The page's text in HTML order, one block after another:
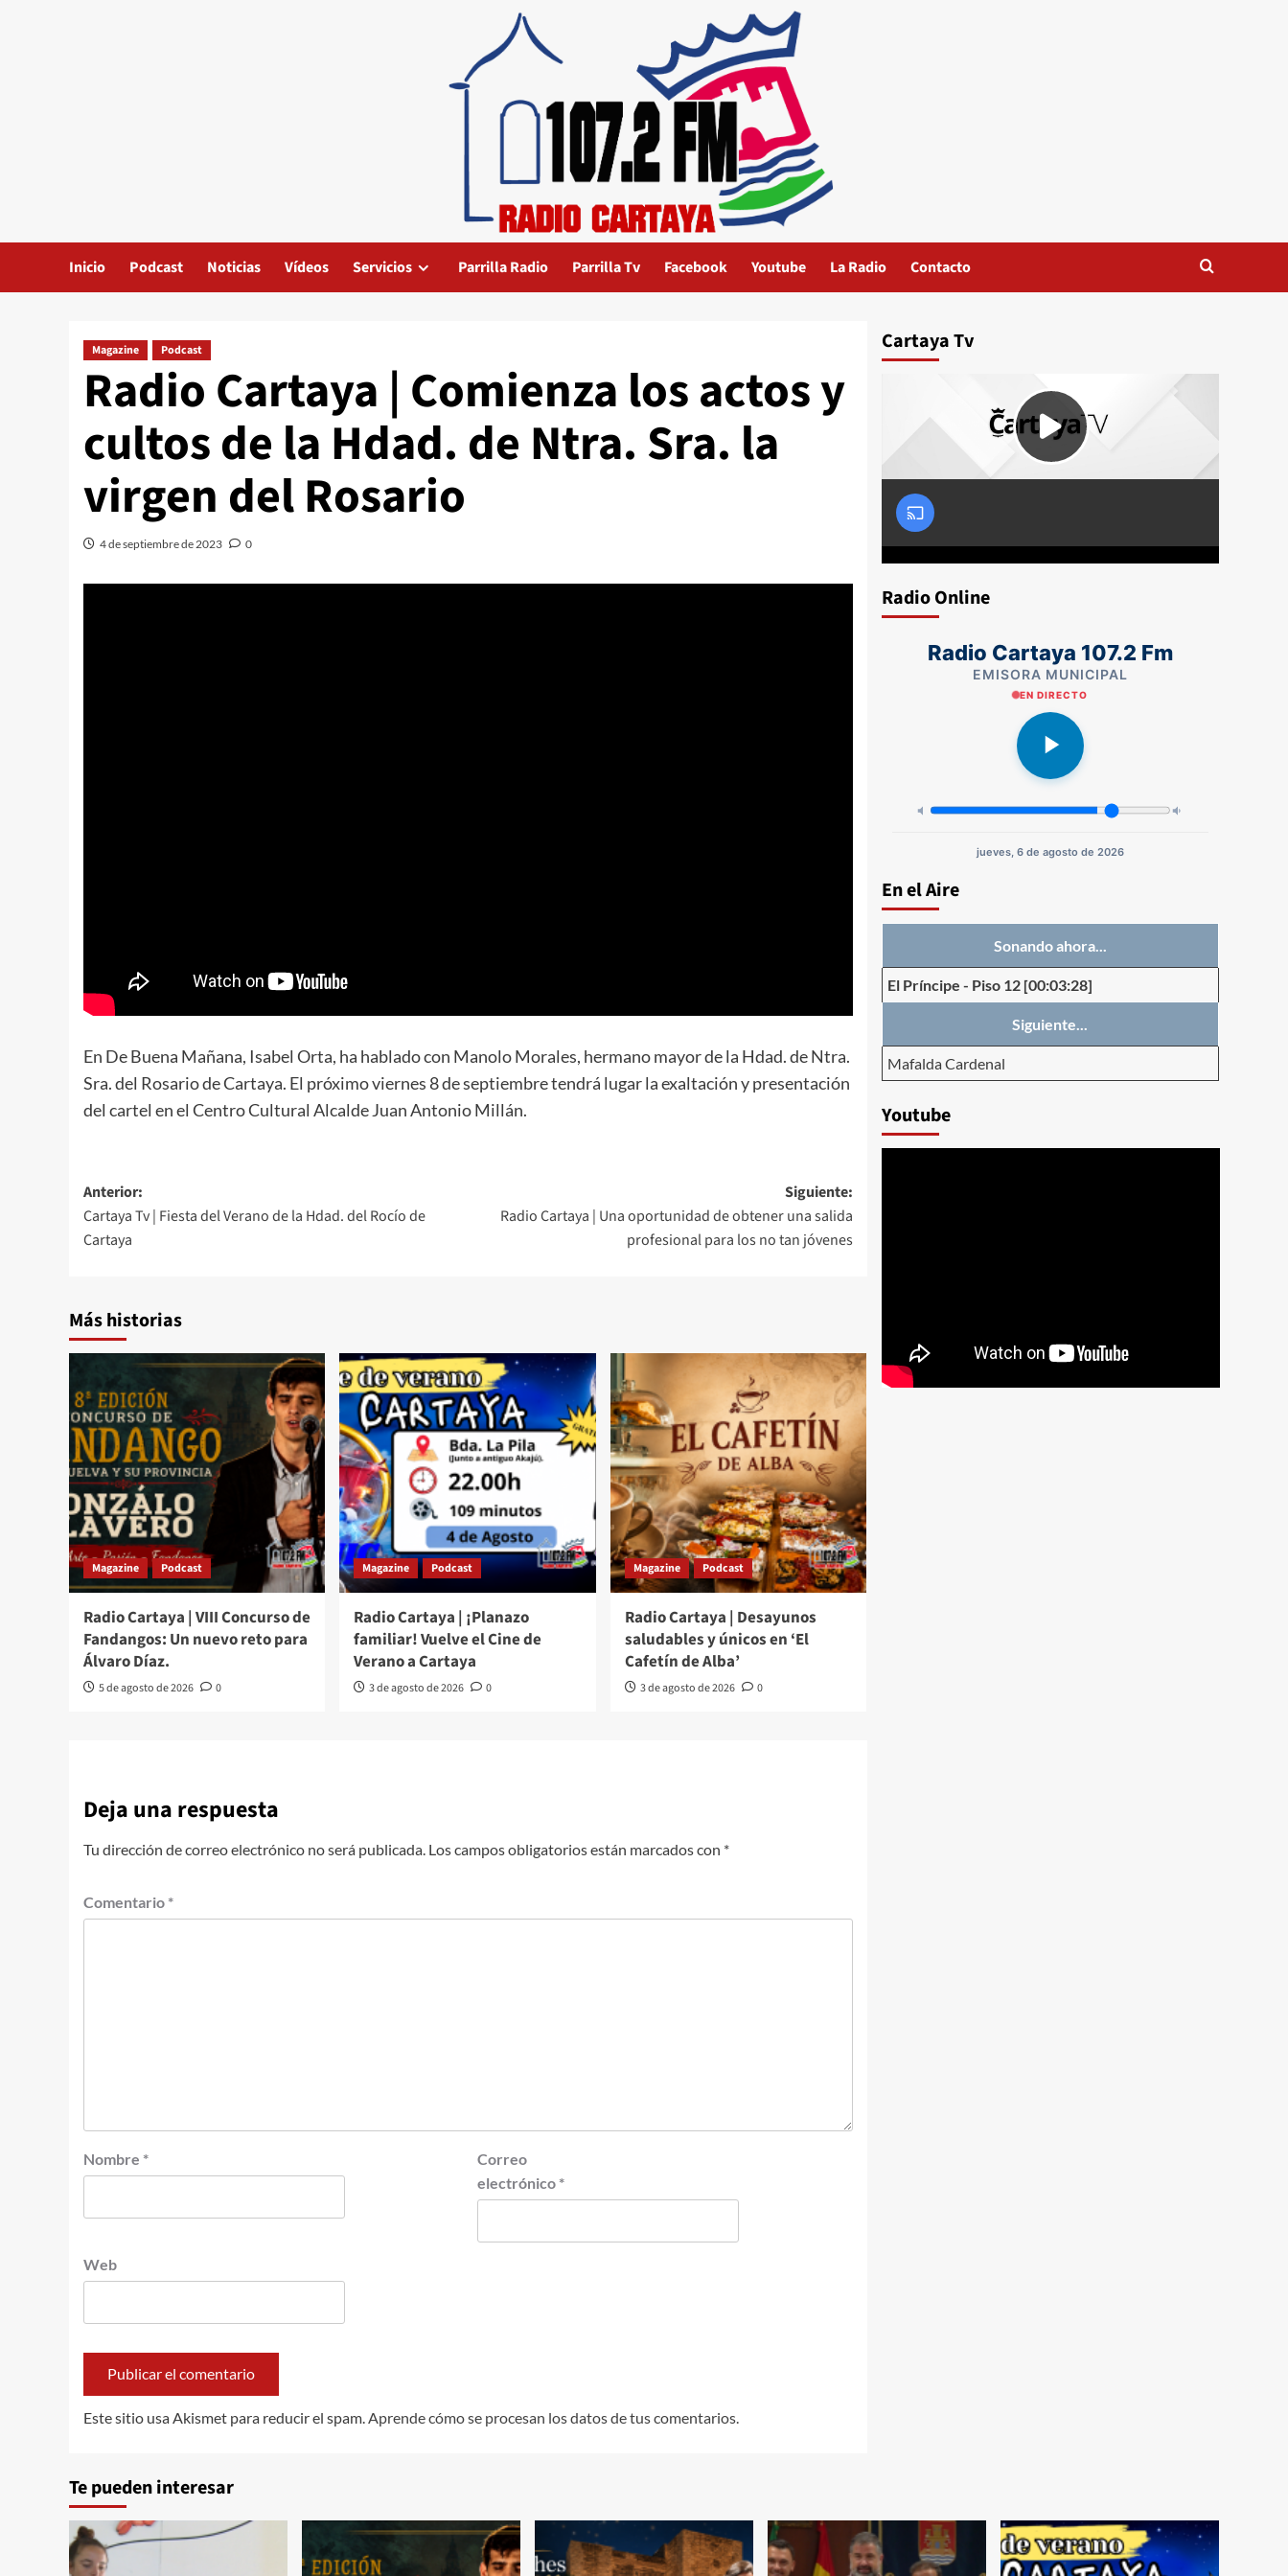
Inicio Podcast Noticias Vídeos Servicios Parrilla Radio Parrilla Tv Facebook Youtube La Radio Contacto
Magazine Podcast
Radio Cartaya | Comienza los actos y
cultos de la Hdad. de Ntra. Sra. la
virgen del Rosario
4 de septiembre de 2023 0
En De Buena Mañana, Isabel Orta, ha hablado con Manolo Morales, hermano mayor de la Hdad. de Ntra.
Sra. del Rosario de Cartaya. El próximo viernes 8 de septiembre tendrá lugar la exaltación y presentación
del cartel en el Centro Cultural Alcalde Juan Antonio Millán.
Anterior:
Cartaya Tv | Fiesta del Verano de la Hdad. del Rocío de
Cartaya
Siguiente:
Radio Cartaya | Una oportunidad de obtener una salida
profesional para los no tan jóvenes
Más historias
Magazine Podcast
Radio Cartaya | VIII Concurso de
Fandangos: Un nuevo reto para
Álvaro Díaz.
5 de agosto de 2026 0
Magazine Podcast
Radio Cartaya | ¡Planazo
familiar! Vuelve el Cine de
Verano a Cartaya
3 de agosto de 2026 0
Magazine Podcast
Radio Cartaya | Desayunos
saludables y únicos en ‘El
Cafetín de Alba’
3 de agosto de 2026 0
Deja una respuesta
Tu dirección de correo electrónico no será publicada. Los campos obligatorios están marcados con *
Comentario *
Nombre *
Correo
electrónico *
Web
Este sitio usa Akismet para reducir el spam. Aprende cómo se procesan los datos de tus comentarios.
Cartaya Tv
Radio Online
Radio Cartaya 107.2 Fm
EMISORA MUNICIPAL
EN DIRECTO
jueves, 6 de agosto de 2026
En el Aire
Sonando ahora...
El Príncipe - Piso 12 [00:03:28]
Siguiente...
Mafalda Cardenal
Youtube
Te pueden interesar